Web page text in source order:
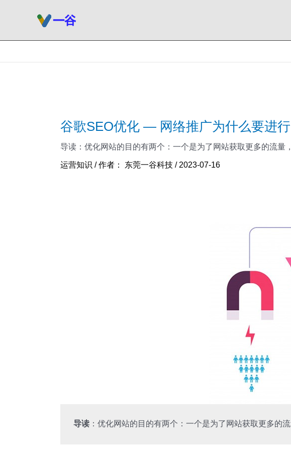
谷歌SEO优化 — 网络推广为什么要进
导读：优化网站的目的有两个：一个是为了网站获取更多的流
运营知识 / 作者： 东莞一谷科技 / 2023-07-16
导读：优化网站的目的有两个：一个是为了网站获取更多的